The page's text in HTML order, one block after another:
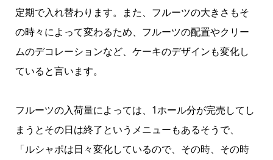
定期で入れ替わります。また、フルーツの大きさもそ
の時々によって変わるため、フルーツの配置やクリー
ムのデコレーションなど、ケーキのデザインも変化し
ていると言います。
フルーツの入荷量によっては、1ホール分が完売してし
まうとその日は終了というメニューもあるそうで、
「ルシャポは日々変化しているので、その時、その時